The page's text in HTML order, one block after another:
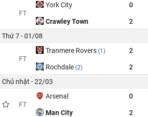
FT
York City 0
Crawley Town 2
Thứ 7 - 01/08
FT
Tranmere Rovers (1) 2
Rochdale (2) 2
Chủ nhật - 22/03
FT
Arsenal 0
Man City 2